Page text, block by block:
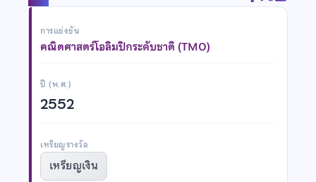
การแข่งขัน
คณิตศาสตร์โอลิมปิกระดับชาติ (TMO)
ปี (พ.ศ.)
2552
เหรียญรางวัล
เหรียญเงิน